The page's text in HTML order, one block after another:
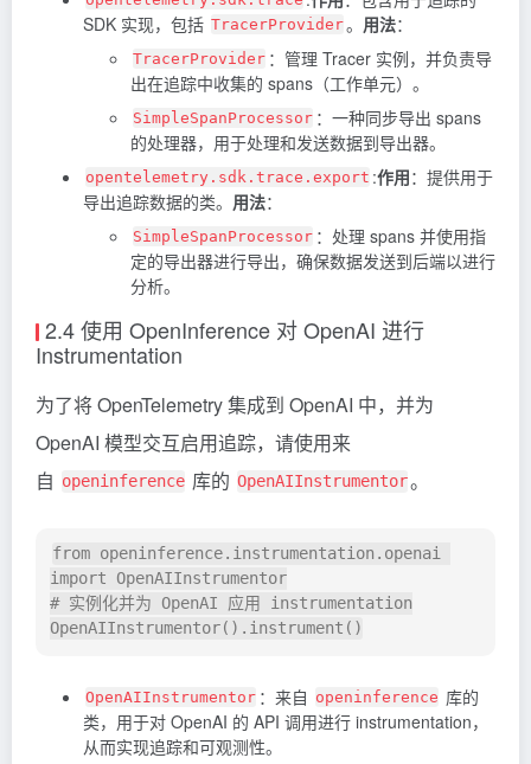
SDK 实现，包括 TracerProvider。 用法：
TracerProvider ：管理 Tracer 实例，并负责导
出在追踪中收集的 spans（工作单元）。
SimpleSpanProcessor ：一种同步导出 spans
的处理器，用于处理和发送数据到导出器。
opentelemetry.sdk.trace.export :作用：提供用于
导出追踪数据的类。 用法：
SimpleSpanProcessor ：处理 spans 并使用指
定的导出器进行导出，确保数据发送到后端以进行
分析。
2.4 使用 OpenInference 对 OpenAI 进行
Instrumentation
为了将 OpenTelemetry 集成到 OpenAI 中，并为
OpenAI 模型交互启用追踪，请使用来
自 openinference 库的 OpenAIInstrumentor。
from openinference.instrumentation.openai
import OpenAIInstrumentor
# 实例化并为 OpenAI 应用 instrumentation
OpenAIInstrumentor ：来自 openinference 库的
类，用于对 OpenAI 的 API 调用进行 instrumentation，
从而实现追踪和可观测性。